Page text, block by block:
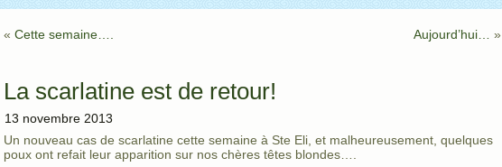
« Cette semaine…. Aujourd’hui… »
La scarlatine est de retour!
13 novembre 2013
Un nouveau cas de scarlatine cette semaine à Ste Eli, et malheureusement, quelques
poux ont refait leur apparition sur nos chères têtes blondes….